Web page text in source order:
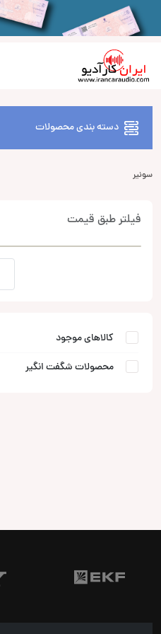
دسته بندی محصولات
سونیر
فیلتر طبق قیمت
کالاهای موجود
محصولات شگفت انگیر